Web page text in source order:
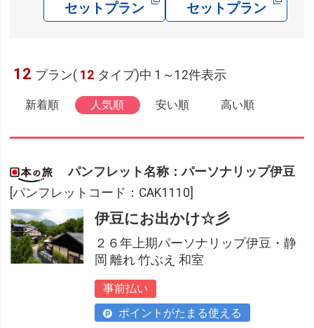
セットプラン
セットプラン
12 プラン( 12 タイプ)中 1～12件表示
新着順 人気順 安い順 高い順
パンフレット名称：パーソナリップ伊豆
[パンフレットコード：CAK1110]
伊豆にお出かけ☆彡
２６年上期パーソナリップ伊豆・静
岡 離れ 竹ぶえ 和室
事前払い
ポイントがたまる使える